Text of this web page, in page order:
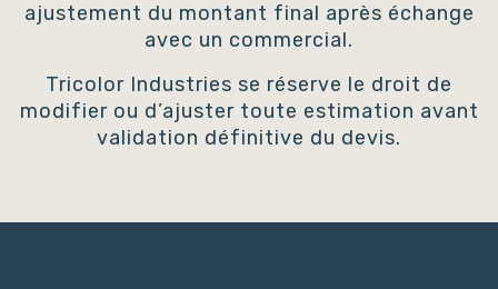
ajustement du montant final après échange
avec un commercial.
Tricolor Industries se réserve le droit de
modifier ou d’ajuster toute estimation avant
validation définitive du devis.